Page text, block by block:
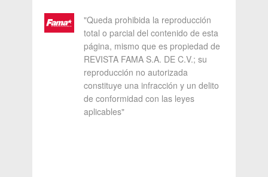
"Queda prohibida la reproducción
total o parcial del contenido de esta
página, mismo que es propiedad de
REVISTA FAMA S.A. DE C.V.; su
reproducción no autorizada
constituye una infracción y un delito
de conformidad con las leyes
aplicables"